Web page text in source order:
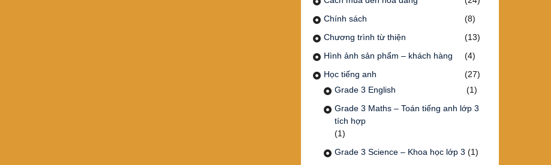
Chính sách
(8)
Chương trình từ thiện
(13)
Hình ảnh sản phẩm – khách hàng
(4)
Học tiếng anh
(27)
Grade 3 English
(1)
Grade 3 Maths – Toán tiếng anh lớp 3
tích hợp
(1)
Grade 3 Science – Khoa học lớp 3 (1)